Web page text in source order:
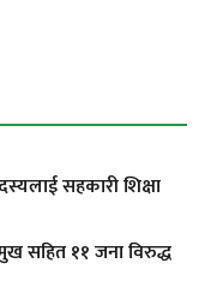
सहकारी शिक्षा
सहित ११ जना विरुद्ध